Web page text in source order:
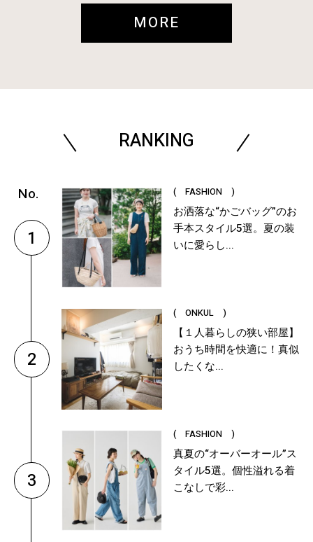
MORE
RANKING
1
( FASHION )
お洒落な“かごバッグ”のお
手本スタイル5選。夏の装
いに愛らし...
2
( ONKUL )
【１人暮らしの狭い部屋】
おうち時間を快適に！真似
したくな...
3
( FASHION )
真夏の“オーバーオール”ス
タイル5選。個性溢れる着
こなしで彩...